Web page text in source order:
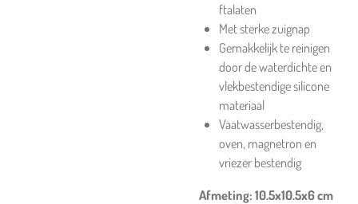
ftalaten
Met sterke zuignap
Gemakkelijk te reinigen
door de waterdichte en
vlekbestendige silicone
materiaal
Vaatwasserbestendig,
oven, magnetron en
vriezer bestendig
Afmeting: 10.5x10.5x6 cm